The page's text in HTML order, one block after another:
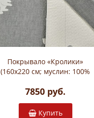
Покрывало «Кролики»
(160х220 см; муслин: 100%
синтепон; 2278-OS)
7850 руб.
Купить